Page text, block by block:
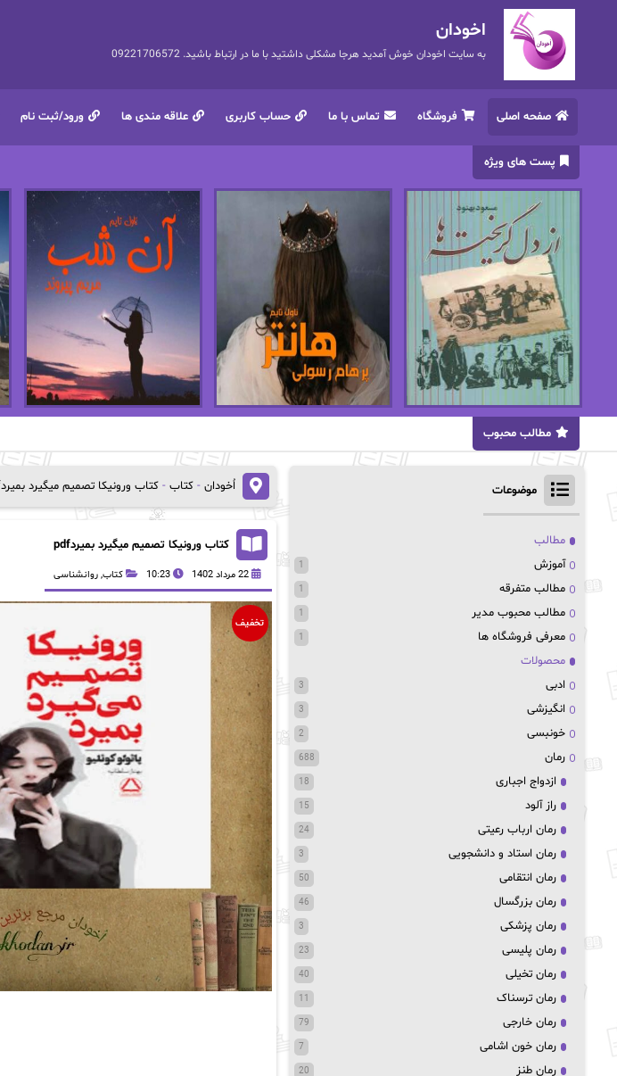
اخودان
به سایت اخودان خوش آمدید هرجا مشکلی داشتید با ما در ارتباط باشید. 09221706572
صفحه اصلی فروشگاه تماس با ما حساب کاربری علاقه مندی ها ورود/ثبت نام
پست های ویژه
مطالب محبوب
اُخودان - کتاب - کتاب ورونیکا تصمیم میگیرد بمیردpdf
کتاب ورونیکا تصمیم میگیرد بمیردpdf
22 مرداد 1402 10:23 کتاب, روانشناسی
تخفیف
موضوعات
مطالب
آموزش
1
مطالب متفرقه 1
مطالب محبوب مدیر 1
معرفی فروشگاه ها 1
محصولات
ادبی
3
انگیزشی 3
خونبسی 2
رمان 688
ازدواج اجباری 18
راز آلود 15
رمان ارباب رعیتی 24
رمان استاد و دانشجویی 3
رمان انتقامی 50
رمان بزرگسال 46
رمان پزشکی 3
رمان پلیسی 23
رمان تخیلی 40
رمان ترسناک 11
رمان خارجی 79
رمان خون اشامی 7
رمان طنز 20